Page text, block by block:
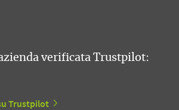
verificata Trustpilot:
Trustpilot